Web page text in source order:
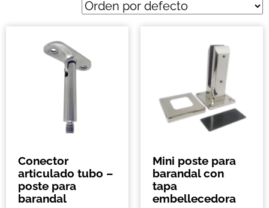
Conector
articulado tubo –
poste para
barandal
Mini poste para
barandal con
tapa
embellecedora